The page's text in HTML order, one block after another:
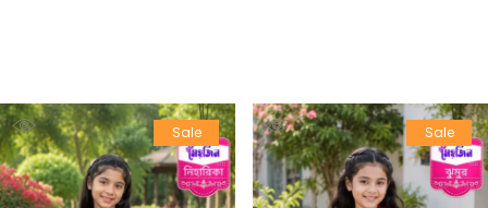
Sale Sale